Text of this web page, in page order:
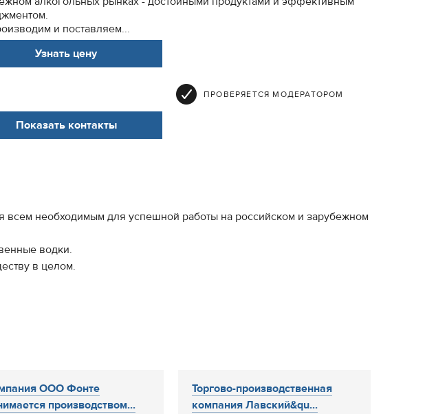
и поставляем...
Узнать цену
ПРОВЕРЯЕТСЯ МОДЕРАТОРОМ
Показать контакты
необходимым для успешной работы на российском и зарубежном
водки.
в целом.
ООО Фонте
производством...
Торгово-производственная
компания Лавский&qu...